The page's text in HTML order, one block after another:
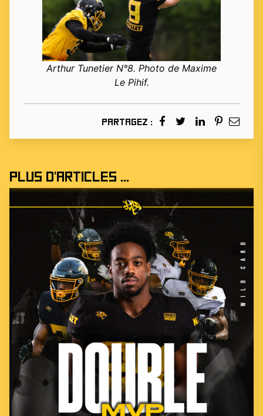
Arthur Tunetier N°8. Photo de Maxime
Le Pihif.
Partagez :
Plus d'articles ...